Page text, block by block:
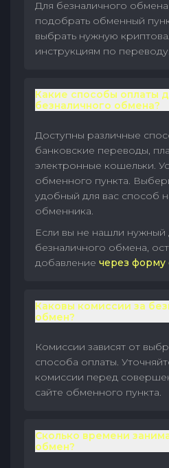
Для безналичного
подобрать обменный
выбрать нужную
инструкциям по переводу.
Какие способы оплаты
безналичного обмена?
Доступны различные
банковские переводы,
электронные кошельки.
обменного пункта.
удобный для вас способ
обменника.
Если вы не нашли нужный
безналичного обмена,
добавление через форму
Каковы комиссии за
обмен?
Комиссии зависят от
способа оплаты.
комиссии перед
сайте обменного пункта.
Сколько времени
обмен?